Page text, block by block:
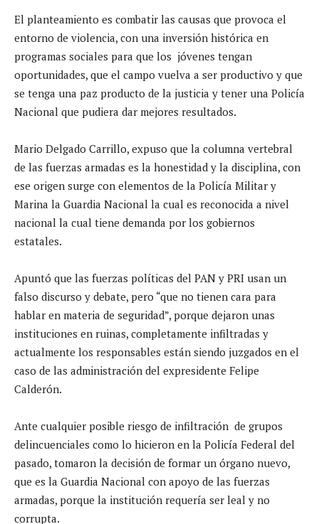
El planteamiento es combatir las causas que provoca el
entorno de violencia, con una inversión histórica en
programas sociales para que los jóvenes tengan
oportunidades, que el campo vuelva a ser productivo y que
se tenga una paz producto de la justicia y tener una Policía
Nacional que pudiera dar mejores resultados.
Mario Delgado Carrillo, expuso que la columna vertebral
de las fuerzas armadas es la honestidad y la disciplina, con
ese origen surge con elementos de la Policía Militar y
Marina la Guardia Nacional la cual es reconocida a nivel
nacional la cual tiene demanda por los gobiernos
estatales.
Apuntó que las fuerzas políticas del PAN y PRI usan un
falso discurso y debate, pero “que no tienen cara para
hablar en materia de seguridad”, porque dejaron unas
instituciones en ruinas, completamente infiltradas y
actualmente los responsables están siendo juzgados en el
caso de las administración del expresidente Felipe
Calderón.
Ante cualquier posible riesgo de infiltración de grupos
delincuenciales como lo hicieron en la Policía Federal del
pasado, tomaron la decisión de formar un órgano nuevo,
que es la Guardia Nacional con apoyo de las fuerzas
armadas, porque la institución requería ser leal y no
corrupta.